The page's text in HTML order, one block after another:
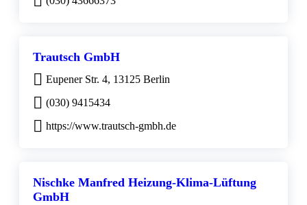
Trautsch GmbH
Eupener Str. 4, 13125 Berlin
(030) 9415434
https://www.trautsch-gmbh.de
Nischke Manfred Heizung-Klima-Lüftung
GmbH